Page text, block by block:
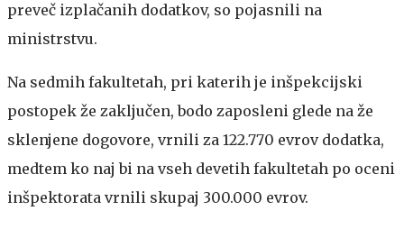
preveč izplačanih dodatkov, so pojasnili na
ministrstvu.
Na sedmih fakultetah, pri katerih je inšpekcijski
postopek že zaključen, bodo zaposleni glede na že
sklenjene dogovore, vrnili za 122.770 evrov dodatka,
medtem ko naj bi na vseh devetih fakultetah po oceni
inšpektorata vrnili skupaj 300.000 evrov.